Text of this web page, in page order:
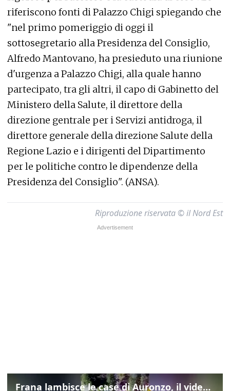
riferiscono fonti di Palazzo Chigi spiegando che
"nel primo pomeriggio di oggi il
sottosegretario alla Presidenza del Consiglio,
Alfredo Mantovano, ha presieduto una riunione
d'urgenza a Palazzo Chigi, alla quale hanno
partecipato, tra gli altri, il capo di Gabinetto del
Ministero della Salute, il direttore della
direzione gentrale per i Servizi antidroga, il
direttore generale della direzione Salute della
Regione Lazio e i dirigenti del Dipartimento
per le politiche contro le dipendenze della
Presidenza del Consiglio". (ANSA).
Riproduzione riservata © il Nord Est
Frana lambisce le case di Auronzo, il video dall'elicottero dei vigili del fuoco